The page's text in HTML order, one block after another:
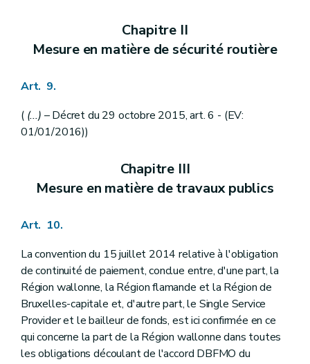
Abrogation du décret du 17 janvier 2008 portant création d'un éco-bonus sur les émissions de CO2 par les véhicules automobiles des personnes physiques
Art. 138
Art. 142
Section 5
Art. 143
Art. 146
Art. 148
Art. 149
Art. 151
Section 7 Dispositions relatives aux sites d'activité économique désaffectés
Art. 152
Art. 153
Art. 154
Art. 155
Art. 156
Art. 157
Chapitre II
Mesure en matière de sécurité routière
Art. 9.
( (...) – Décret du 29 octobre 2015, art. 6 - (EV:
01/01/2016))
Chapitre III
Mesure en matière de travaux publics
Art. 10.
La convention du 15 juillet 2014 relative à l'obligation
de continuité de paiement, conclue entre, d'une part, la
Région wallonne, la Région flamande et la Région de
Bruxelles-capitale et, d'autre part, le Single Service
Provider et le bailleur de fonds, est ici confirmée en ce
qui concerne la part de la Région wallonne dans toutes
les obligations découlant de l'accord DBFMO du